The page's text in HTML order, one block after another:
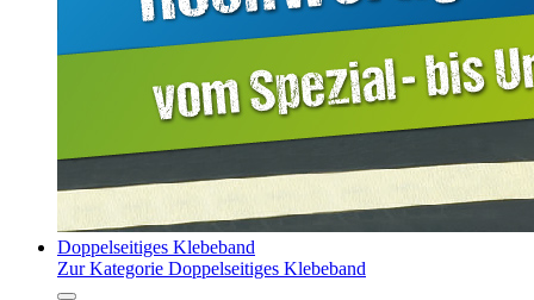
Doppelseitiges Klebeband
Zur Kategorie Doppelseitiges Klebeband